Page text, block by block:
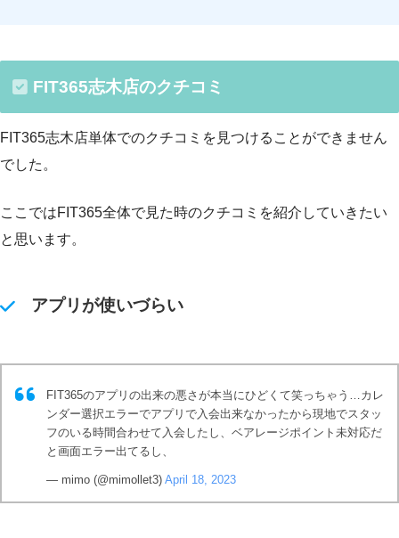
FIT365志木店のクチコミ
FIT365志木店単体でのクチコミを見つけることができません
でした。
ここではFIT365全体で見た時のクチコミを紹介していきたい
と思います。
アプリが使いづらい
FIT365のアプリの出来の悪さが本当にひどくて笑っちゃう…カレ
ンダー選択エラーでアプリで入会出来なかったから現地でスタッ
フのいる時間合わせて入会したし、ベアレージポイント未対応だ
と画面エラー出てるし、
— mimo (@mimollet3) April 18, 2023